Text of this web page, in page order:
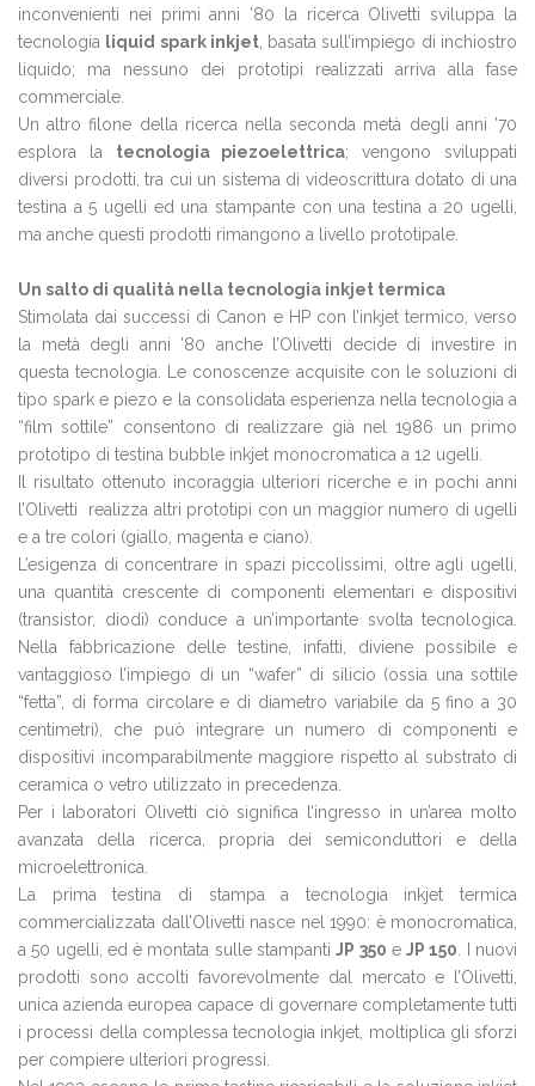
inconvenienti nei primi anni ’80 la ricerca Olivetti sviluppa la
tecnologia liquid spark inkjet, basata sull’impiego di inchiostro
liquido; ma nessuno dei prototipi realizzati arriva alla fase
commerciale.
Un altro filone della ricerca nella seconda metà degli anni ’70
esplora la tecnologia piezoelettrica; vengono sviluppati
diversi prodotti, tra cui un sistema di videoscrittura dotato di una
testina a 5 ugelli ed una stampante con una testina a 20 ugelli,
ma anche questi prodotti rimangono a livello prototipale.
Un salto di qualità nella tecnologia inkjet termica
Stimolata dai successi di Canon e HP con l’inkjet termico, verso
la metà degli anni ’80 anche l’Olivetti decide di investire in
questa tecnologia. Le conoscenze acquisite con le soluzioni di
tipo spark e piezo e la consolidata esperienza nella tecnologia a
“film sottile” consentono di realizzare già nel 1986 un primo
prototipo di testina bubble inkjet monocromatica a 12 ugelli.
Il risultato ottenuto incoraggia ulteriori ricerche e in pochi anni
l’Olivetti realizza altri prototipi con un maggior numero di ugelli
e a tre colori (giallo, magenta e ciano).
L’esigenza di concentrare in spazi piccolissimi, oltre agli ugelli,
una quantità crescente di componenti elementari e dispositivi
(transistor, diodi) conduce a un’importante svolta tecnologica.
Nella fabbricazione delle testine, infatti, diviene possibile e
vantaggioso l’impiego di un “wafer” di silicio (ossia una sottile
“fetta”, di forma circolare e di diametro variabile da 5 fino a 30
centimetri), che può integrare un numero di componenti e
dispositivi incomparabilmente maggiore rispetto al substrato di
ceramica o vetro utilizzato in precedenza.
Per i laboratori Olivetti ciò significa l’ingresso in un’area molto
avanzata della ricerca, propria dei semiconduttori e della
microelettronica.
La prima testina di stampa a tecnologia inkjet termica
commercializzata dall’Olivetti nasce nel 1990: è monocromatica,
a 50 ugelli, ed è montata sulle stampantiJP 350 eJP 150 . I nuovi
prodotti sono accolti favorevolmente dal mercato e l’Olivetti,
unica azienda europea capace di governare completamente tutti
i processi della complessa tecnologia inkjet, moltiplica gli sforzi
per compiere ulteriori progressi.